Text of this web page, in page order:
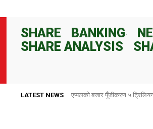
SHARE BANKING
SHARE ANALYSIS
LATEST NEWS राष्ट्र बैंकले ८२ दिनका लागि १००